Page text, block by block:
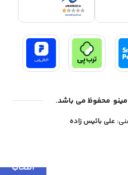
محفوظ می باشد.
علی بائیس زاده
انتخاب